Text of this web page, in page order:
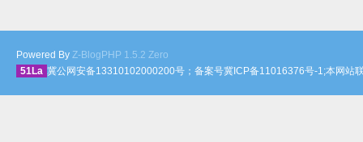
Powered By Z-BlogPHP 1.5.2 Zero
51La 冀公网安备13310102000200号；备案号冀ICP备11016376号-1;本网站